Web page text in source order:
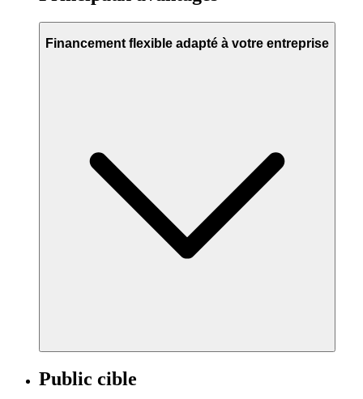
Financement flexible adapté à votre entreprise
Public cible